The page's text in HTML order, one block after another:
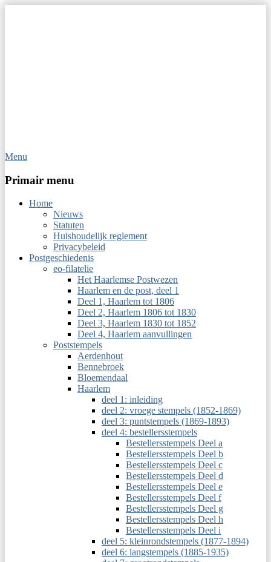
Menu
Primair menu
Home
Nieuws
Statuten
Huishoudelijk reglement
Privacybeleid
Postgeschiedenis
eo-filatelie
Het Haarlemse Postwezen
Haarlem en de post, deel 1
Deel 1, Haarlem tot 1806
Deel 2, Haarlem 1806 tot 1830
Deel 3, Haarlem 1830 tot 1852
Deel 4, Haarlem aanvullingen
Poststempels
Aerdenhout
Bennebroek
Bloemendaal
Haarlem
deel 1: inleiding
deel 2: vroege stempels (1852-1869)
deel 3: puntstempels (1869-1893)
deel 4: bestellersstempels
Bestellersstempels Deel a
Bestellersstempels Deel b
Bestellersstempels Deel c
Bestellersstempels Deel d
Bestellersstempels Deel e
Bestellersstempels Deel f
Bestellersstempels Deel g
Bestellersstempels Deel h
Bestellersstempels Deel i
deel 5: kleinrondstempels (1877-1894)
deel 6: langstempels (1885-1935)